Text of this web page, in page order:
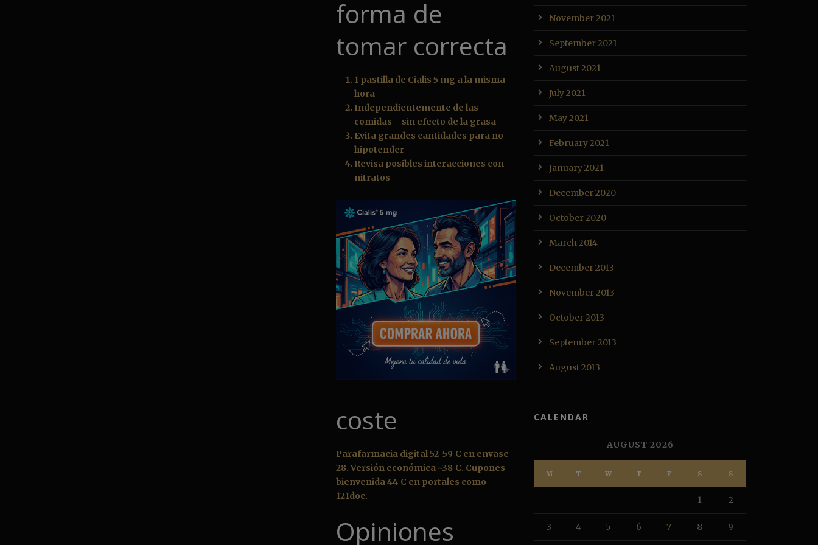
forma de
tomar correcta
1 pastilla de Cialis 5 mg a la misma
hora
Independientemente de las
comidas – sin efecto de la grasa
Evita grandes cantidades para no
hipotender
Revisa posibles interacciones con
nitratos
coste
Parafarmacia digital 52-59 € en envase
28. Versión económica ~38 €. Cupones
bienvenida 44 € en portales como
121doc.
Opiniones
November 2021
September 2021
August 2021
July 2021
May 2021
February 2021
January 2021
December 2020
October 2020
March 2014
December 2013
November 2013
October 2013
September 2013
August 2013
CALENDAR
AUGUST 2026
M T W T F S S
1 2
3 4 5 6 7 8 9